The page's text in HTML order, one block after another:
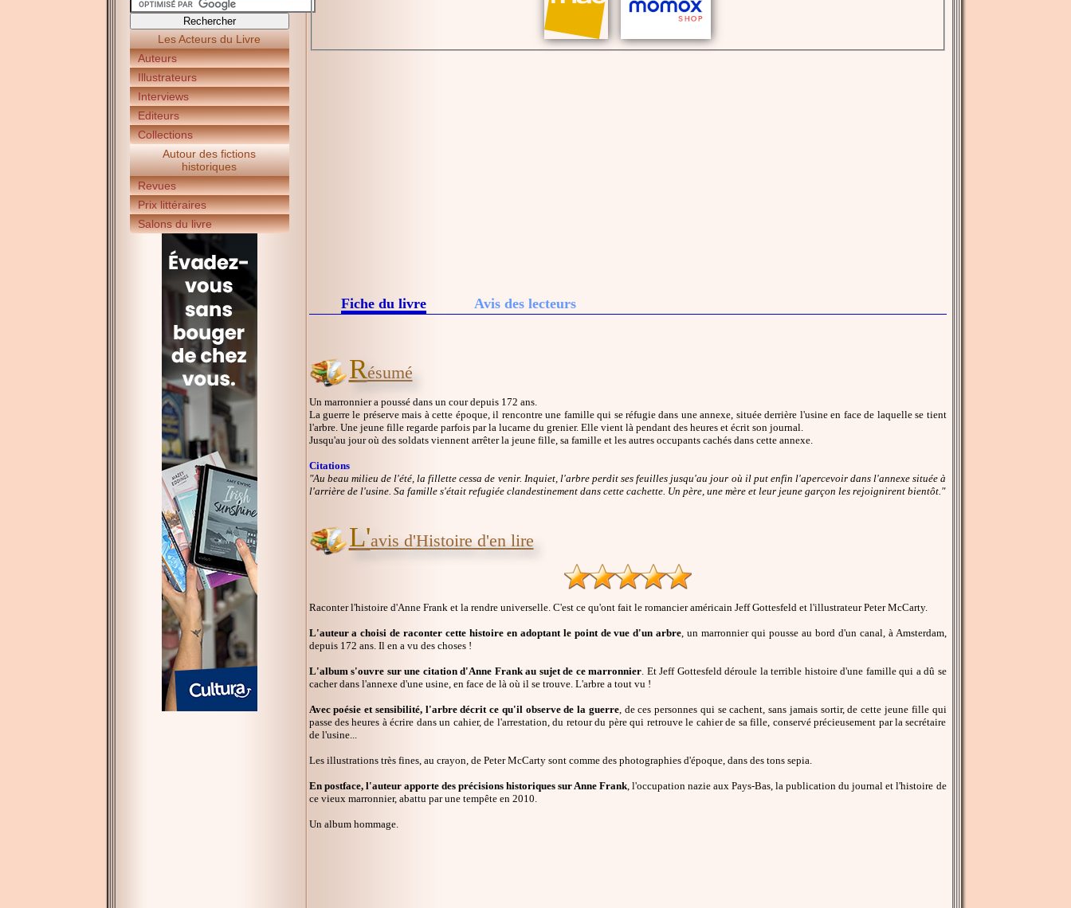
Les Acteurs du Livre
Auteurs
Illustrateurs
Interviews
Editeurs
Collections
Autour des fictions
historiques
Revues
Prix littéraires
Salons du livre
Fiche du livre Avis des lecteurs
Résumé
Un marronnier a poussé dans un cour depuis 172 ans.
La guerre le préserve mais à cette époque, il rencontre une famille qui se réfugie dans une annexe, située derrière l'usine en face de laquelle se tient
l'arbre. Une jeune fille regarde parfois par la lucarne du grenier. Elle vient là pendant des heures et écrit son journal.
Jusqu'au jour où des soldats viennent arrêter la jeune fille, sa famille et les autres occupants cachés dans cette annexe.
Citations
"Au beau milieu de l'été, la fillette cessa de venir. Inquiet, l'arbre perdit ses feuilles jusqu'au jour où il put enfin l'apercevoir dans l'annexe située à
l'arrière de l'usine. Sa famille s'était refugiée clandestinement dans cette cachette. Un père, une mère et leur jeune garçon les rejoignirent bientôt."
L'avis d'Histoire d'en lire
Raconter l'histoire d'Anne Frank et la rendre universelle. C'est ce qu'ont fait le romancier américain Jeff Gottesfeld et l'illustrateur Peter McCarty.
L'auteur a choisi de raconter cette histoire en adoptant le point de vue d'un arbre, un marronnier qui pousse au bord d'un canal, à Amsterdam,
depuis 172 ans. Il en a vu des choses !
L'album s'ouvre sur une citation d'Anne Frank au sujet de ce marronnier. Et Jeff Gottesfeld déroule la terrible histoire d'une famille qui a dû se
cacher dans l'annexe d'une usine, en face de là où il se trouve. L'arbre a tout vu !
Avec poésie et sensibilité, l'arbre décrit ce qu'il observe de la guerre, de ces personnes qui se cachent, sans jamais sortir, de cette jeune fille qui
passe des heures à écrire dans un cahier, de l'arrestation, du retour du père qui retrouve le cahier de sa fille, conservé précieusement par la secrétaire
de l'usine...
Les illustrations très fines, au crayon, de Peter McCarty sont comme des photographies d'époque, dans des tons sepia.
En postface, l'auteur apporte des précisions historiques sur Anne Frank, l'occupation nazie aux Pays-Bas, la publication du journal et l'histoire de
ce vieux marronnier, abattu par une tempête en 2010.
Un album hommage.